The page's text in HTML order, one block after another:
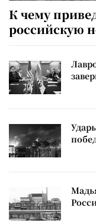
К чему
российскую